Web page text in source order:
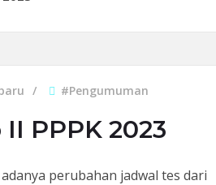
#Pengumuman
PPPK 2023
perubahan jadwal tes dari